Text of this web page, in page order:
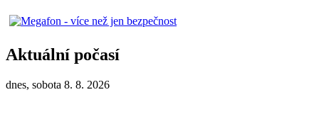
Aktuální počasí
dnes, sobota 8. 8. 2026